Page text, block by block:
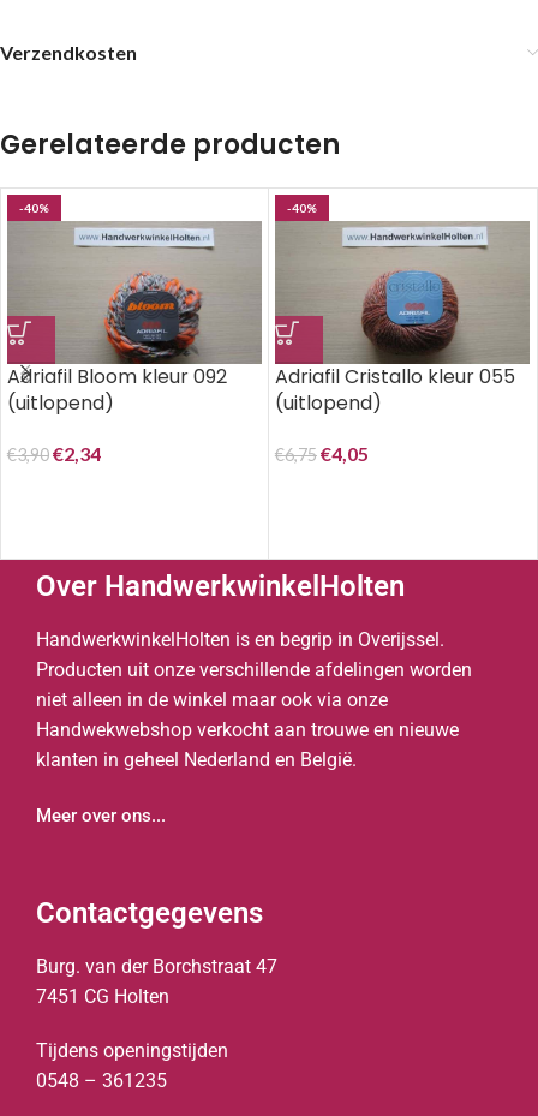
Verzendkosten
Gerelateerde producten
-40%
Adriafil Bloom kleur 092
(uitlopend)
€3,90€2,34
-40%
Adriafil Cristallo kleur 055
(uitlopend)
€6,75€4,05
Over HandwerkwinkelHolten
HandwerkwinkelHolten is en begrip in Overijssel.
Producten uit onze verschillende afdelingen worden
niet alleen in de winkel maar ook via onze
Handwekwebshop verkocht aan trouwe en nieuwe
klanten in geheel Nederland en België.
Meer over ons...
Contactgegevens
Burg. van der Borchstraat 47
7451 CG Holten
Tijdens openingstijden
0548 – 361235